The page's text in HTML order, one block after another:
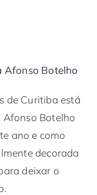
Afonso Botelho
de Curitiba está
Afonso Botelho
ano e como
decorada
deixar o